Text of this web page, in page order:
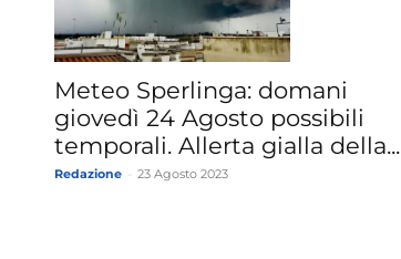
Meteo Sperlinga: domani
giovedì 24 Agosto possibili
temporali. Allerta gialla della...
Redazione 23 Agosto 2023